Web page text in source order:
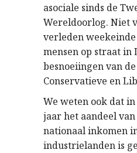
asociale sinds de
Wereldoorlog. Niet
verleden
mensen op straat in
besnoeiingen van
Conservatieve en
We weten ook dat
jaar het aandeel
nationaal inkomen
industrielanden is